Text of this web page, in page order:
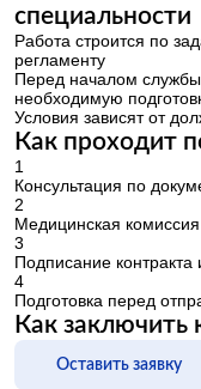
специальности
Работа строится по
регламенту
Перед началом службы
необходимую
Условия зависят от
Как проходит
1
Консультация по
2
Медицинская
3
Подписание
4
Подготовка перед
Как заключить
Оставить заявку